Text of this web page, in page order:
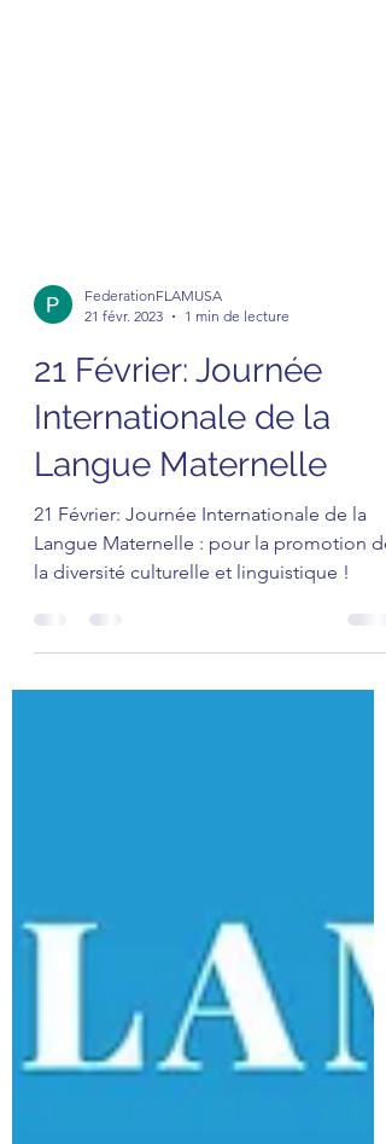
FederationFLAMUSA
21 févr. 2023
1 min de lecture
21 Février: Journée
Internationale de la
Langue Maternelle
21 Février: Journée Internationale de la
la diversité culturelle et linguistique !